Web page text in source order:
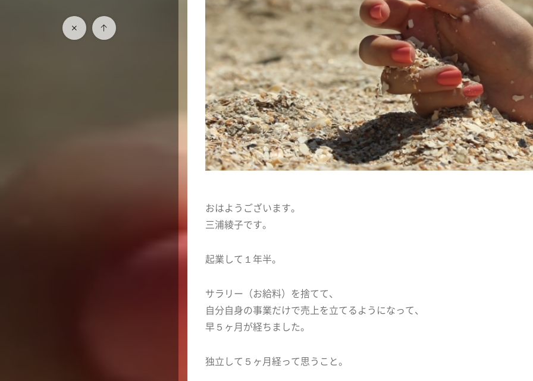
おはようございます。
三浦綾子です。
起業して１年半。
サラリー（お給料）を捨てて、
自分自身の事業だけで売上を立てるようになって、
早５ヶ月が経ちました。
独立して５ヶ月経って思うこと。